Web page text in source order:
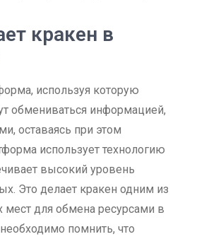
кракен в
используя которую
обмениваться информацией,
оставаясь при этом
использует технологию
высокий уровень
Это делает кракен одним из
для обмена ресурсами в
помнить, что